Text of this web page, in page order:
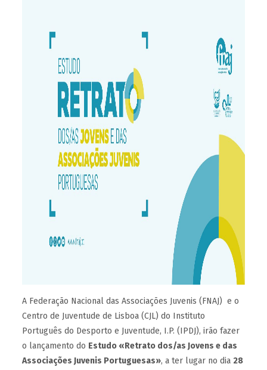
A Federação Nacional das Associações Juvenis (FNAJ) e o
Centro de Juventude de Lisboa (CJL) do Instituto
Português do Desporto e Juventude, I.P. (IPDJ), irão fazer
o lançamento do Estudo «Retrato dos/as Jovens e das
Associações Juvenis Portuguesas», a ter lugar no dia 28